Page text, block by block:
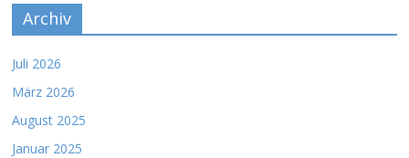
Archiv
Juli 2026
März 2026
August 2025
Januar 2025